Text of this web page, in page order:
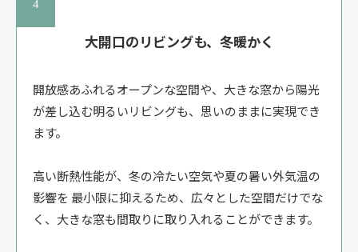
大開口のリビングも、冬暖かく
開放感あふれるオープンな空間や、大きな窓から陽光
が差し込む明るいリビングも、思いのままに実現でき
ます。
高い断熱性能が、冬の冷たい空気や夏の暑い外気温の
影響を 最小限に抑えるため、広々とした空間だけでな
く、大きな窓も間取りに取り入れることができます。